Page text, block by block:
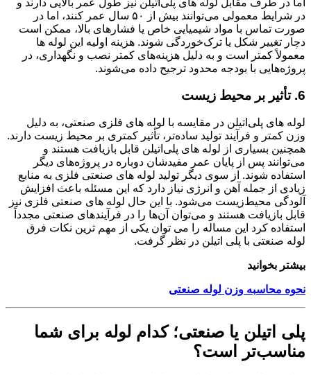
در شرایط معمولی می‌توانند بیش از ۵۰ سال عمر کنند، اما در
صورت تماس با مواد شیمیایی خاص یا فشارهای بالا، ممکن است
دچار تغییر شکل یا ترک‌خوردگی شوند. هزینه اولیه این لوله ها
معمولاً کمتر است و به دلیل هزینه‌های کمتر نصب و نگهداری، در
پروژه‌هایی با بودجه محدود ترجیح داده می‌شوند.
6. تأثیر بر محیط زیست
لوله های پلی‌اتیلن در مقایسه با لوله های فلزی صنعتی، به دلیل
وزن کمتر و فرآیند تولید ساده‌تر، تأثیر کمتری بر محیط‌ زیست دارند.
همچنین بسیاری از لوله های پلی‌اتیلن قابل بازیافت هستند و
می‌توانند پس از پایان عمر مفیدشان دوباره در پروژه‌های دیگر
استفاده شوند. از سوی دیگر تولید لوله های صنعتی فلزی به منابع
زیادی از جمله آهن و انرژی نیاز دارد که این مسئله باعث افزایش
آلودگی محیط‌زیست می‌شود. با این حال لوله های صنعتی فلزی نیز
قابل بازیافت هستند و می‌توان آن‌ها را در فرآیندهای صنعتی مجدداً
استفاده کرد این مساله را می توان یکی از مهم ترین نکات فرق
لوله صنعتی با پلی اتیلن در نظر گرفت.
بیشتر بخوانید
نحوه محاسبه وزن لوله صنعتی
پلی اتیلن یا صنعتی؛ کدام لوله برای شما
مناسب‌تر است؟